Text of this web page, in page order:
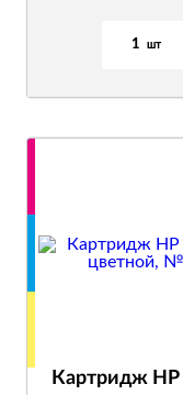
1 шт
Картридж